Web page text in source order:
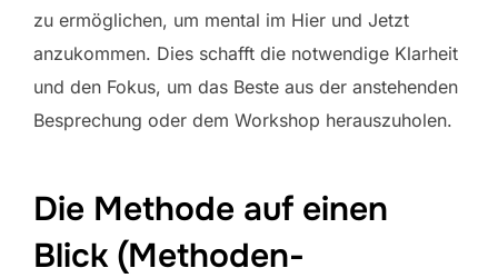
zu ermöglichen, um mental im Hier und Jetzt
anzukommen. Dies schafft die notwendige Klarheit
und den Fokus, um das Beste aus der anstehenden
Besprechung oder dem Workshop herauszuholen.
Die Methode auf einen
Blick (Methoden-